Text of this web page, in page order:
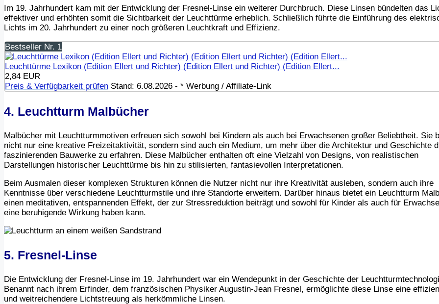
Im 19. Jahrhundert kam mit der Entwicklung der Fresnel-Linse ein weiterer Durchbruch. Diese Linsen bündelten das
effektiver und erhöhten somit die Sichtbarkeit der Leuchttürme erheblich. Schließlich führte die Einführung des
Lichts im 20. Jahrhundert zu einer noch größeren Leuchtkraft und Effizienz.
Bestseller Nr. 1
Leuchttürme Lexikon (Edition Ellert und Richter) (Edition Ellert und Richter) (Edition Ellert...
2,84 EUR
Preis & Verfügbarkeit prüfen Stand: 6.08.2026 - * Werbung / Affiliate-Link
4. Leuchtturm Malbücher
Malbücher mit Leuchtturmmotiven erfreuen sich sowohl bei Kindern als auch bei Erwachsenen großer Beliebtheit. Sie
nicht nur eine kreative Freizeitaktivität, sondern sind auch ein Medium, um mehr über die Architektur und Geschichte
faszinierenden Bauwerke zu erfahren. Diese Malbücher enthalten oft eine Vielzahl von Designs, von realistischen
Darstellungen historischer Leuchttürme bis hin zu stilisierten, fantasievollen Interpretationen.
Beim Ausmalen dieser komplexen Strukturen können die Nutzer nicht nur ihre Kreativität ausleben, sondern auch ihre
Kenntnisse über verschiedene Leuchtturmstile und ihre Standorte erweitern. Darüber hinaus bietet ein Leuchtturm
einen meditativen, entspannenden Effekt, der zur Stressreduktion beiträgt und sowohl für Kinder als auch für
eine beruhigende Wirkung haben kann.
5. Fresnel-Linse
Die Entwicklung der Fresnel-Linse im 19. Jahrhundert war ein Wendepunkt in der Geschichte der
Benannt nach ihrem Erfinder, dem französischen Physiker Augustin-Jean Fresnel, ermöglichte diese Linse eine
und weitreichendere Lichtstreuung als herkömmliche Linsen.